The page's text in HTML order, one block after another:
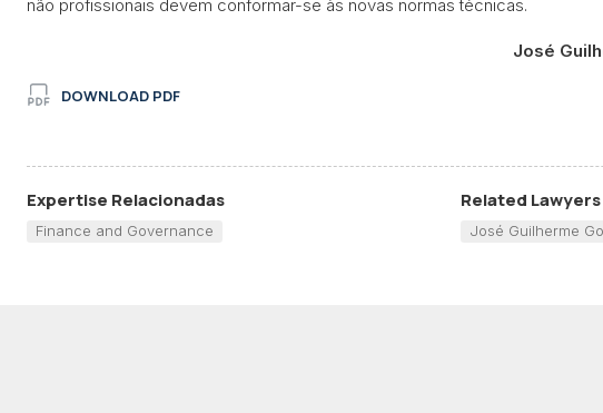
não profissionais devem conformar-se às novas normas técnicas.
José
DOWNLOAD PDF
Expertise Relacionadas
Finance and Governance
Related Lawyers
José Guilherme